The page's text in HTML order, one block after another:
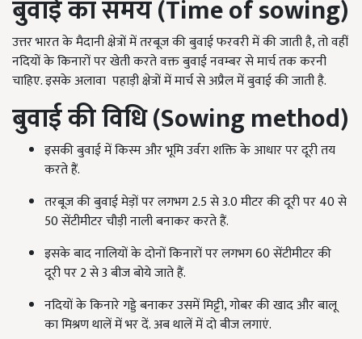
बुवाई का समय (Time of sowing)
उत्तर भारत के मैदानी क्षेत्रों में तरबूज की बुवाई फरवरी में की जाती है, तो वहीं
नदियों के किनारों पर खेती करते वक्त बुवाई नवम्बर से मार्च तक करनी
चाहिए. इसके अलावा पहाड़ी क्षेत्रों में मार्च से अप्रैल में बुवाई की जाती है.
बुवाई की विधि (Sowing method)
इसकी बुवाई में किस्म और भूमि उर्वरा शक्ति के आधार पर दूरी तय
करते हैं.
तरबूज की बुवाई मेड़ों पर लगभग 2.5 से 3.0 मीटर की दूरी पर 40 से
50 सेंटीमीटर चौड़ी नाली बनाकर करते हैं.
इसके बाद नालियों के दोनों किनारों पर लगभग 60 सेंटीमीटर की
दूरी पर 2 से 3 बीज बोये जाते हैं.
नदियों के किनारे गड्डे बनाकर उसमें मिट्टी, गोबर की खाद और बालू
का मिश्रण थालें में भर दें. अब थालें में दो बीज लगाएं.